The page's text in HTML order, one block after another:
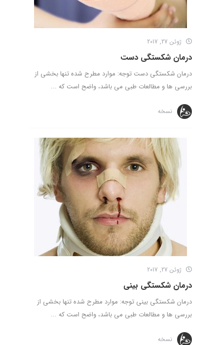
ژوئن 27, 2017
درمان شکستگی دست
درمان شکستگی دست توجه: موارد مطرح شده تنها بخشی از
بررسی ها و مطالعات طبی می باشد، واضح است که ...
نسخه
ژوئن 27, 2017
درمان شکستگی بینی
درمان شکستگی بینی توجه: موارد مطرح شده تنها بخشی از
بررسی ها و مطالعات طبی می باشد، واضح است که ...
نسخه